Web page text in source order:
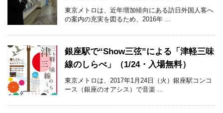
東京メトロは、近年増加傾向にある訪日外国人客へ
の案内の充実を図るため、2016年 ...
銀座駅で“Show三弦”による「津軽三味
線のしらべ」（1/24・入場無料）
東京メトロは、2017年1月24日（火）銀座駅コンコ
ース（銀座のオアシス）で音楽 ...